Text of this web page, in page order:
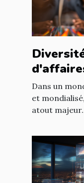
équipe
Dans un
et
atout